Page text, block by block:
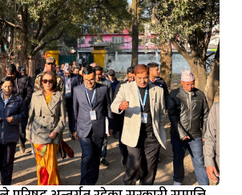
परिषद् अन्तर्गत रहेका सरकारी सम्पत्ति,
पहिलो स्थलगत अनुगमन गर्नुभयो ।
२फोटोहरू
थप हेर्नुहोस्